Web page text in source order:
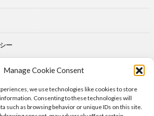
Manage Cookie Consent
we use technologies like cookies to store
Consenting to these technologies will
such as browsing behavior or unique IDs on this site.
ー